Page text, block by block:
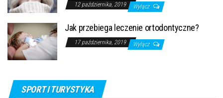
12 października, 2019 Wyłącz
Jak przebiega leczenie ortodontyczne?
17 października, 2019 Wyłącz
SPORT I TURYSTYKA